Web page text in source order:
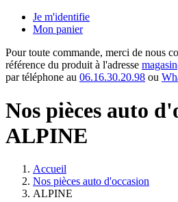
Je m'identifie
Mon panier
Pour toute commande, merci de nous
référence du produit à l'adresse
par téléphone au 06.16.30.20.98 ou
Nos pièces auto
ALPINE
Accueil
Nos pièces auto d'occasion
ALPINE